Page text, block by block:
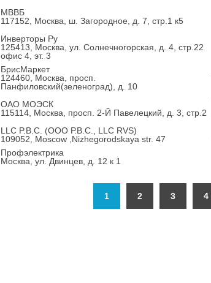
МВВБ
117152, Москва, ш. Загородное, д. 7, стр.1 к5
Инверторы Ру
125413, Москва, ул. Солнечногорская, д. 4, стр.22
офис 4, эт. 3
БрисМаркет
124460, Москва, просп.
Панфиловский(зеленоград), д. 10
ОАО МОЭСК
115114, Москва, просп. 2-Й Павелецкий, д. 3, стр.2
LLC P.B.C. (ООО Р.В.С., LLC RVS)
109052, Moscow ,Nizhegorodskaya str. 47
Профэлектрика
Москва, ул. Двинцев, д. 12 к 1
1 2 3 4